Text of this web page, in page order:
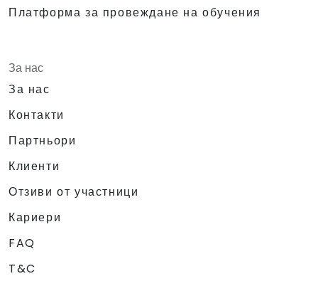
Платформа за провеждане на обучения
За нас
За нас
Контакти
Партньори
Клиенти
Отзиви от участници
Кариери
FAQ
T&C